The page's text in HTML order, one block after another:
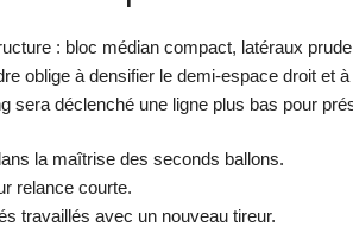
: bloc médian compact, latéraux
oblige à densifier le demi-espace droit et
sera déclenché une ligne plus bas pour
la maîtrise des seconds ballons.
relance courte.
travaillés avec un nouveau tireur.